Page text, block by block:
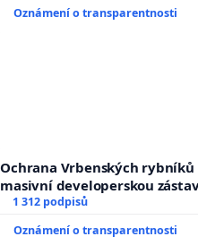
Oznámení o transparentnosti
Ochrana Vrbenských rybníků
masivní developerskou
1 312 podpisů
Oznámení o transparentnosti